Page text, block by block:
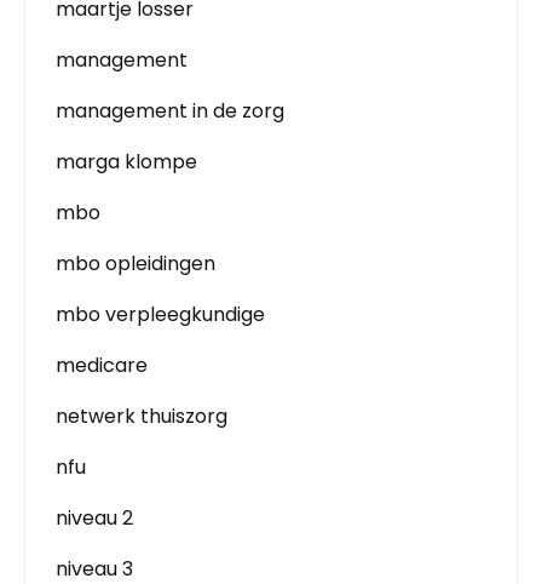
maartje losser
management
management in de zorg
marga klompe
mbo
mbo opleidingen
mbo verpleegkundige
medicare
netwerk thuiszorg
nfu
niveau 2
niveau 3